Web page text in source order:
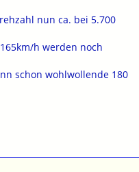
nun ca. bei 5.700
h werden noch
schon wohlwollende 180